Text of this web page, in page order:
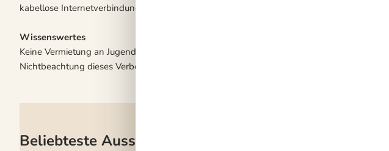
kabellose Internetverbindung zur Verfügung. Oculus GO VR headset.
Wissenswertes
Keine Vermietung an Jugendgruppen, in denen alle 15-25 Jahre sind. Rauchen ist nicht
Nichtbeachtung dieses Verbots wird eine Gebühr von mindestens EUR 420,- erhoben.
Beliebteste Ausstattungen